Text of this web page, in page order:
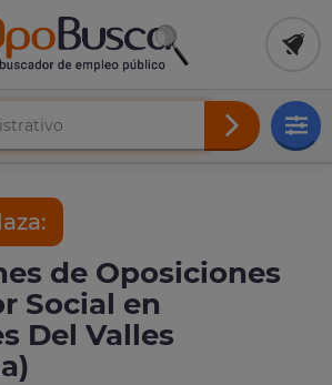
de Oposiciones
Social en
Del Valles